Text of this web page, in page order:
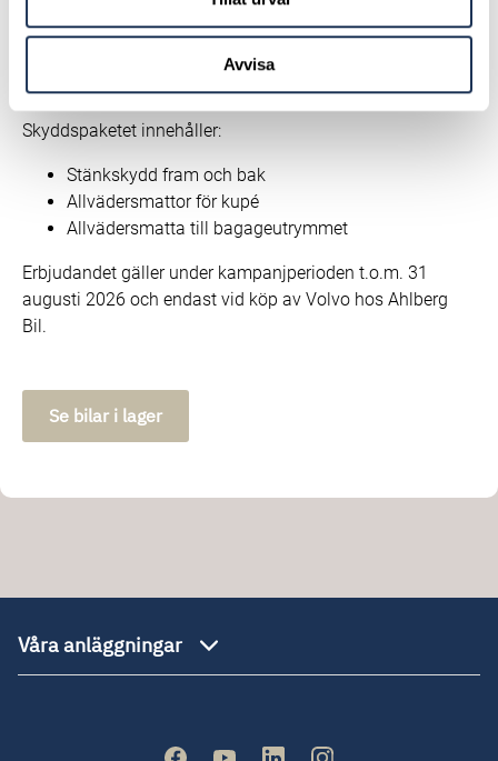
Avvisa
Det här paketet innehåller allt du behöver för att hålla din
Volvo ren och skyddad året runt. Perfekt inför höstens och
vinterns väder!
Skyddspaketet innehåller:
Stänkskydd fram och bak
Allvädersmattor för kupé
Allvädersmatta till bagageutrymmet
Erbjudandet gäller under kampanjperioden t.o.m. 31
augusti 2026 och endast vid köp av Volvo hos Ahlberg
Bil.
Se bilar i lager
Våra anläggningar